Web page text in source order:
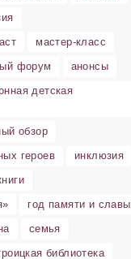
мастер-класс
форум
анонсы
детская
обзор
героев
инклюзия
год памяти и славы
семья
библиотека